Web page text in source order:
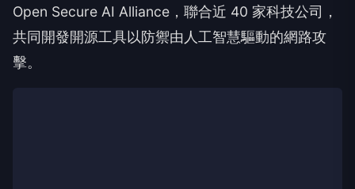
Open Secure AI Alliance，聯合近 40 家科技公司，
共同開發開源工具以防禦由人工智慧驅動的網路攻
擊。